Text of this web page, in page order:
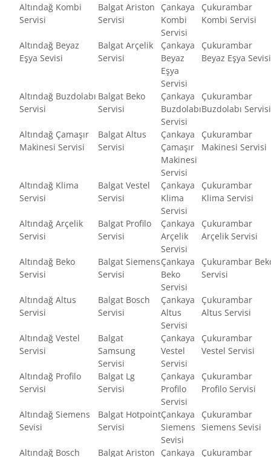
Altındağ Kombi
Servisi
Balgat Ariston
Servisi
Çankaya
Kombi
Servisi
Çukurambar
Kombi Servisi
Altındağ Beyaz
Eşya Sevisi
Balgat Arçelik
Servisi
Çankaya
Beyaz
Eşya
Servisi
Çukurambar
Beyaz Eşya Sevisi
Altındağ Buzdolabı
Servisi
Balgat Beko
Servisi
Çankaya
Buzdolabı
Servisi
Çukurambar
Buzdolabı Servisi
Altındağ Çamaşır
Makinesi Servisi
Balgat Altus
Servisi
Çankaya
Çamaşır
Makinesi
Servisi
Çukurambar
Makinesi Servisi
Altındağ Klima
Servisi
Balgat Vestel
Servisi
Çankaya
Klima
Servisi
Çukurambar
Klima Servisi
Altındağ Arçelik
Servisi
Balgat Profilo
Servisi
Çankaya
Arçelik
Servisi
Çukurambar
Arçelik Servisi
Altındağ Beko
Servisi
Balgat Siemens
Servisi
Çankaya
Beko
Servisi
Çukurambar
Servisi
Altındağ Altus
Servisi
Balgat Bosch
Servisi
Çankaya
Altus
Servisi
Çukurambar
Altus Servisi
Altındağ Vestel
Servisi
Balgat
Samsung
Servisi
Çankaya
Vestel
Servisi
Çukurambar
Vestel Servisi
Altındağ Profilo
Servisi
Balgat Lg
Servisi
Çankaya
Profilo
Servisi
Çukurambar
Profilo Servisi
Altındağ Siemens
Sevisi
Balgat Hotpoint
Servisi
Çankaya
Siemens
Sevisi
Çukurambar
Siemens Sevisi
Altındağ Bosch
Balgat Ariston
Çankaya
Çukurambar